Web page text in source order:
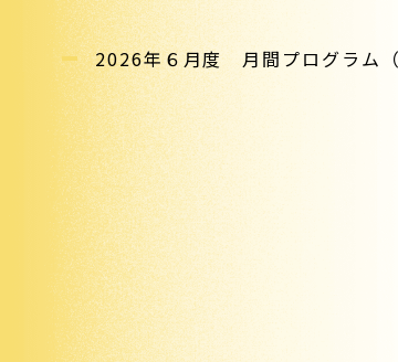
2026年６月度 月間プログラム